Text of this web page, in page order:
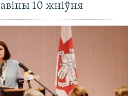
10 жніўня